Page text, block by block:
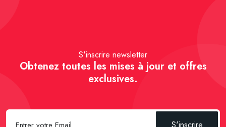
S'inscrire newsletter
Obtenez toutes les mises à jour et offres
exclusives.
S'inscrire